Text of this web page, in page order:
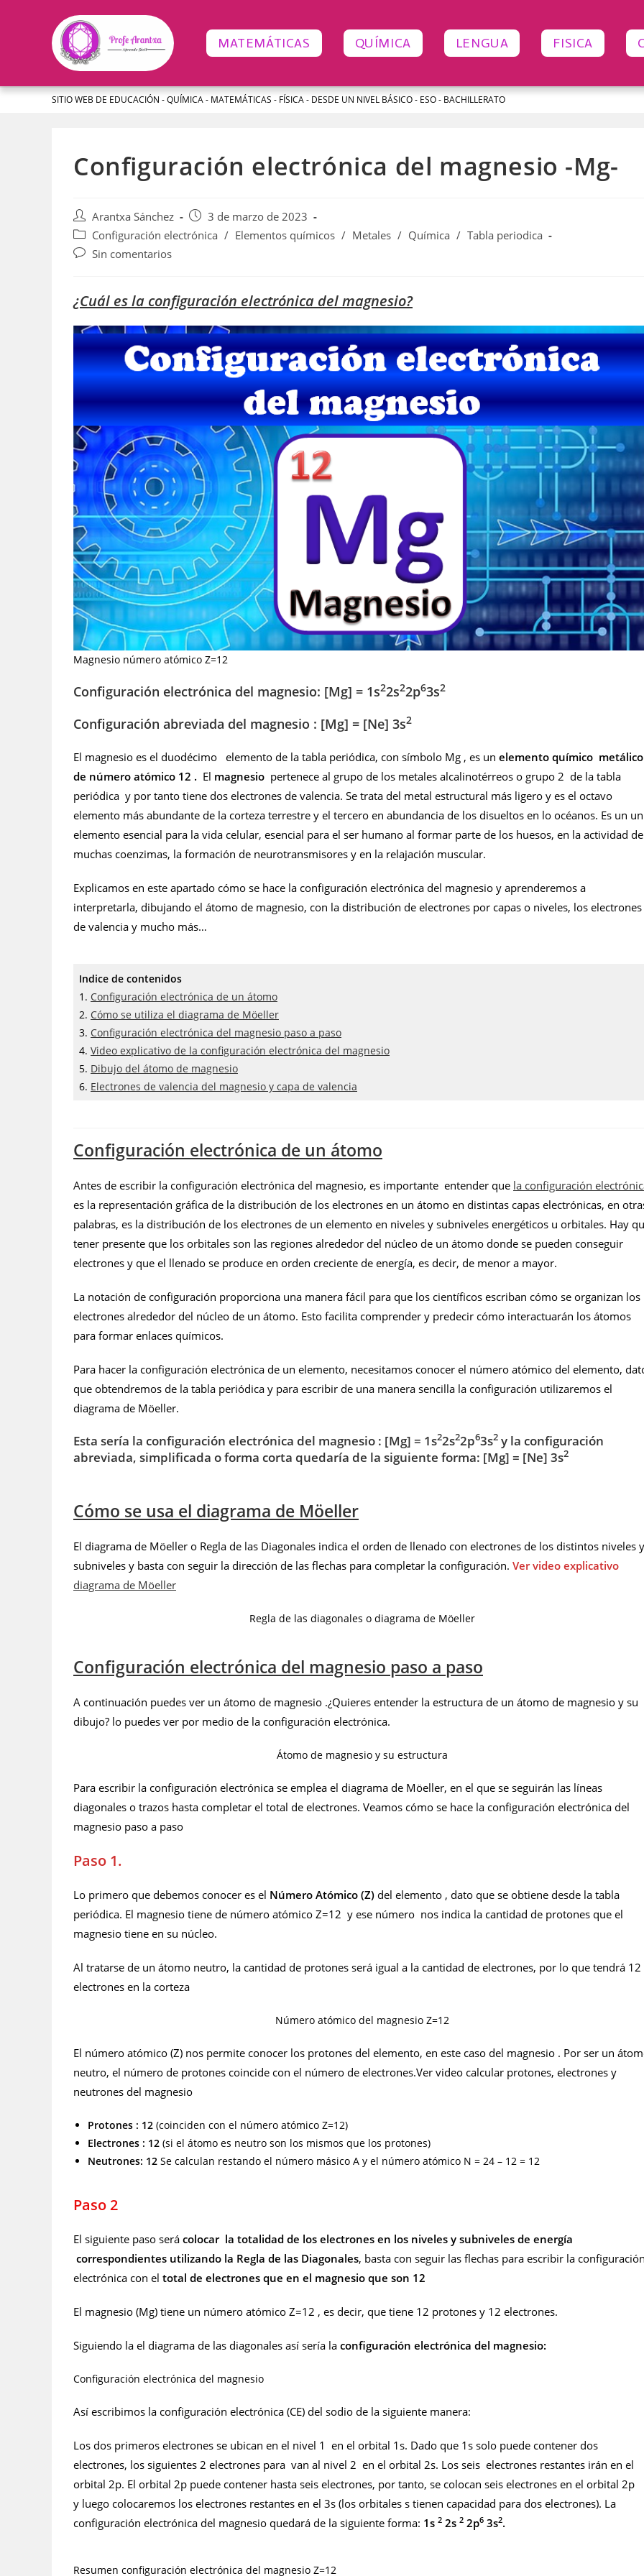
SITIO WEB DE EDUCACIÓN - QUÍMICA - MATEMÁTICAS - FÍSICA - DESDE UN NIVEL BÁSICO - ESO - BACHILLERATO
MATEMÁTICAS QUÍMICA LENGUA FISICA
Configuración electrónica del magnesio -Mg-
Arantxa Sánchez
3 de marzo de 2023
Configuración electrónica / Elementos químicos / Metales / Química / Tabla periodica
Sin comentarios
¿Cuál es la configuración electrónica del magnesio?
Magnesio número atómico Z=12
Configuración electrónica del magnesio: [Mg] = 1s22s22p63s2
Configuración abreviada del magnesio : [Mg] = [Ne] 3s2
El magnesio es el duodécimo elemento de la tabla periódica, con símbolo Mg , es un elemento químico
de número atómico 12 . El magnesio pertenece al grupo de los metales alcalinotérreos o grupo 2 de la tabla
periódica y por tanto tiene dos electrones de valencia. Se trata del metal estructural más ligero y es el octavo
elemento más abundante de la corteza terrestre y el tercero en abundancia de los disueltos en lo océanos. Es un un
elemento esencial para la vida celular, esencial para el ser humano al formar parte de los huesos, en la actividad de
muchas coenzimas, la formación de neurotransmisores y en la relajación muscular.
Explicamos en este apartado cómo se hace la configuración electrónica del magnesio y aprenderemos a
interpretarla, dibujando el átomo de magnesio, con la distribución de electrones por capas o niveles, los electrones
de valencia y mucho más…
Indice de contenidos
1. Configuración electrónica de un átomo
2. Cómo se utiliza el diagrama de Möeller
3. Configuración electrónica del magnesio paso a paso
4. Video explicativo de la configuración electrónica del magnesio
5. Dibujo del átomo de magnesio
6. Electrones de valencia del magnesio y capa de valencia
Configuración electrónica de un átomo
Antes de escribir la configuración electrónica del magnesio, es importante entender que la configuración
es la representación gráfica de la distribución de los electrones en un átomo en distintas capas electrónicas, en
palabras, es la distribución de los electrones de un elemento en niveles y subniveles energéticos u orbitales. Hay
tener presente que los orbitales son las regiones alrededor del núcleo de un átomo donde se pueden conseguir
electrones y que el llenado se produce en orden creciente de energía, es decir, de menor a mayor.
La notación de configuración proporciona una manera fácil para que los científicos escriban cómo se organizan los
electrones alrededor del núcleo de un átomo. Esto facilita comprender y predecir cómo interactuarán los átomos
para formar enlaces químicos.
Para hacer la configuración electrónica de un elemento, necesitamos conocer el número atómico del elemento,
que obtendremos de la tabla periódica y para escribir de una manera sencilla la configuración utilizaremos el
diagrama de Möeller.
Esta sería la configuración electrónica del magnesio : [Mg] = 1s22s22p63s2 y la configuración
abreviada, simplificada o forma corta quedaría de la siguiente forma: [Mg] = [Ne] 3s2
Cómo se usa el diagrama de Möeller
El diagrama de Möeller o Regla de las Diagonales indica el orden de llenado con electrones de los distintos niveles y
subniveles y basta con seguir la dirección de las flechas para completar la configuración. Ver video explicativo
diagrama de Möeller
Regla de las diagonales o diagrama de Möeller
Configuración electrónica del magnesio paso a paso
A continuación puedes ver un átomo de magnesio .¿Quieres entender la estructura de un átomo de magnesio y su
dibujo? lo puedes ver por medio de la configuración electrónica.
Átomo de magnesio y su estructura
Para escribir la configuración electrónica se emplea el diagrama de Möeller, en el que se seguirán las líneas
diagonales o trazos hasta completar el total de electrones. Veamos cómo se hace la configuración electrónica del
magnesio paso a paso
Paso 1.
Lo primero que debemos conocer es el Número Atómico (Z) del elemento , dato que se obtiene desde la tabla
periódica. El magnesio tiene de número atómico Z=12 y ese número nos indica la cantidad de protones que el
magnesio tiene en su núcleo.
Al tratarse de un átomo neutro, la cantidad de protones será igual a la cantidad de electrones, por lo que tendrá 12
electrones en la corteza
Número atómico del magnesio Z=12
El número atómico (Z) nos permite conocer los protones del elemento, en este caso del magnesio . Por ser un
neutro, el número de protones coincide con el número de electrones.Ver video calcular protones, electrones y
neutrones del magnesio
Protones : 12 (coinciden con el número atómico Z=12)
Electrones : 12 (si el átomo es neutro son los mismos que los protones)
Neutrones: 12 Se calculan restando el número másico A y el número atómico N = 24 – 12 = 12
Paso 2
El siguiente paso será colocar la totalidad de los electrones en los niveles y subniveles de energía
correspondientes utilizando la Regla de las Diagonales, basta con seguir las flechas para escribir la
electrónica con el total de electrones que en el magnesio que son 12
El magnesio (Mg) tiene un número atómico Z=12 , es decir, que tiene 12 protones y 12 electrones.
Siguiendo la el diagrama de las diagonales así sería la configuración electrónica del magnesio:
Configuración electrónica del magnesio
Así escribimos la configuración electrónica (CE) del sodio de la siguiente manera:
Los dos primeros electrones se ubican en el nivel 1 en el orbital 1s. Dado que 1s solo puede contener dos
electrones, los siguientes 2 electrones para van al nivel 2 en el orbital 2s. Los seis electrones restantes irán en el
orbital 2p. El orbital 2p puede contener hasta seis electrones, por tanto, se colocan seis electrones en el orbital 2p
y luego colocaremos los electrones restantes en el 3s (los orbitales s tienen capacidad para dos electrones). La
configuración electrónica del magnesio quedará de la siguiente forma: 1s 2 2s 2 2p6 3s2.
Resumen configuración electrónica del magnesio Z=12